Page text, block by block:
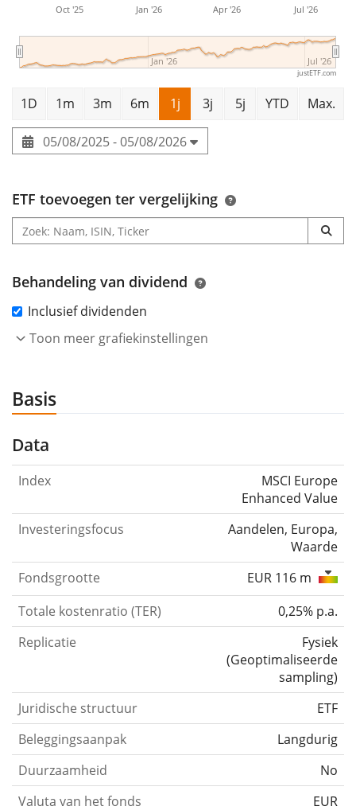
Oct '25 Jan '26 Apr '26 Jul '26
Jan '26 Jul '26
justETF.com
1D 1m 3m 6m 1j 3j 5j YTD Max.
05/08/2025 - 05/08/2026
ETF toevoegen ter vergelijking
Behandeling van dividend
Inclusief dividenden
Toon meer grafiekinstellingen
Basis
Data
Index
MSCI Europe
Enhanced Value
Investeringsfocus
Aandelen, Europa,
Waarde
Fondsgrootte
EUR 116 m
Totale kostenratio (TER)
0,25% p.a.
Replicatie
Fysiek
(Geoptimaliseerde
sampling)
Juridische structuur
ETF
Beleggingsaanpak
Langdurig
Duurzaamheid
No
Valuta van het fonds
EUR